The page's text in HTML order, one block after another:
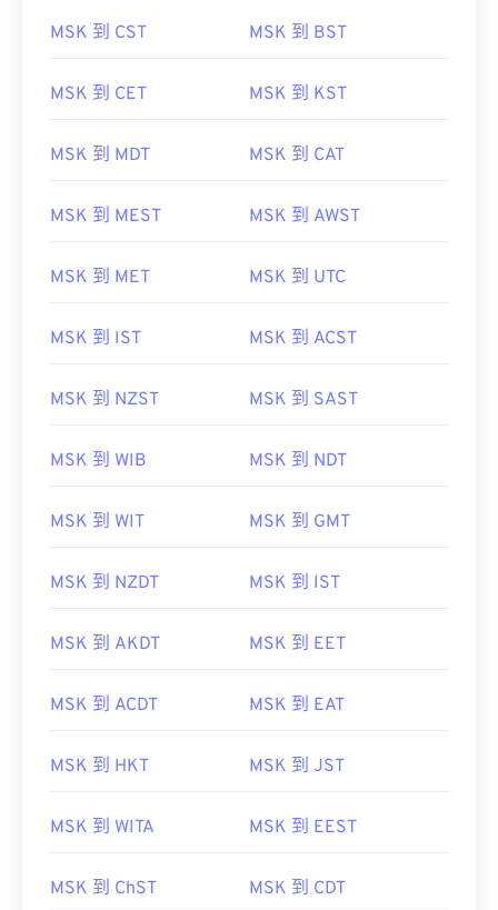
MSK 到 CST MSK 到 BST
MSK 到 CET MSK 到 KST
MSK 到 MDT MSK 到 CAT
MSK 到 MEST MSK 到 AWST
MSK 到 MET MSK 到 UTC
MSK 到 IST MSK 到 ACST
MSK 到 NZST MSK 到 SAST
MSK 到 WIB MSK 到 NDT
MSK 到 WIT MSK 到 GMT
MSK 到 NZDT MSK 到 IST
MSK 到 AKDT MSK 到 EET
MSK 到 ACDT MSK 到 EAT
MSK 到 HKT MSK 到 JST
MSK 到 WITA MSK 到 EEST
MSK 到 ChST MSK 到 CDT